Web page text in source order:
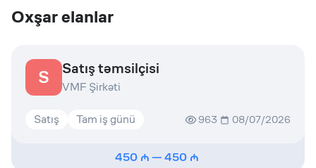
Oxşar elanlar
S Satış təmsilçisi
VMF Şirkəti
Satış Tam iş günü 963 08/07/2026
450 —450